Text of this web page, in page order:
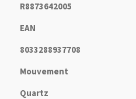
R8873642005
EAN
8033288937708
Mouvement
Quartz